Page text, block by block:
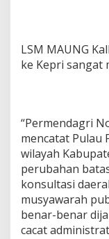
LSM MAUNG
ke Kepri sangat
“Permendagri
mencatat Pulau
wilayah
perubahan
konsultasi
musyawarah
benar-benar
cacat